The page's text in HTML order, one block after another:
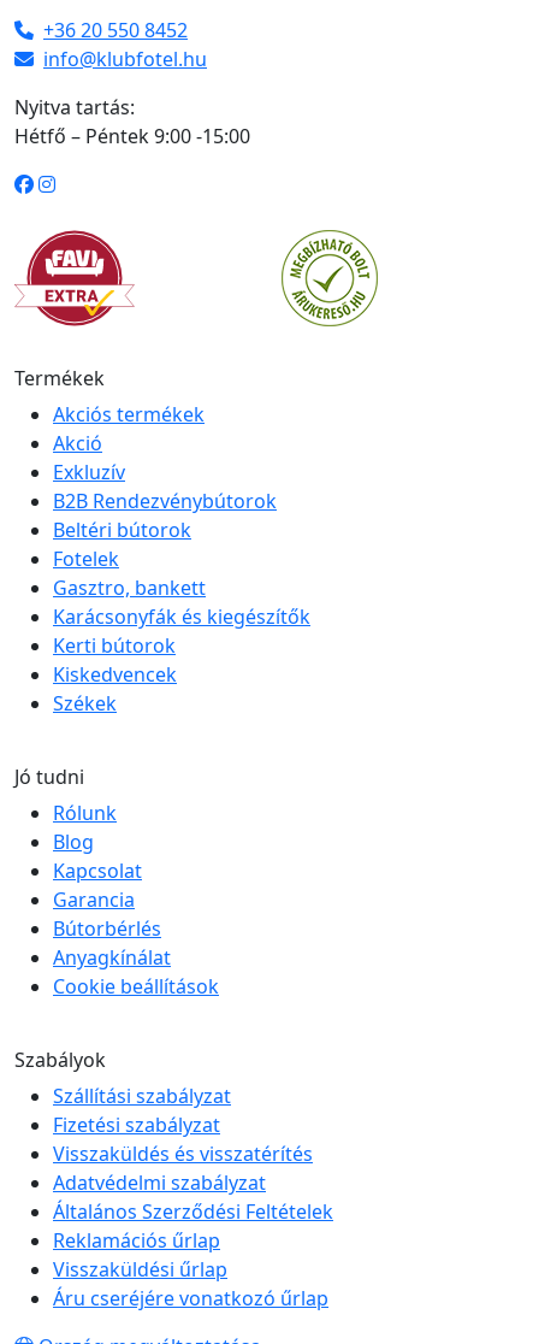
+36 20 550 8452
info@klubfotel.hu
Nyitva tartás:
Hétfő – Péntek 9:00 -15:00
Termékek
Akciós termékek
Akció
Exkluzív
B2B Rendezvénybútorok
Beltéri bútorok
Fotelek
Gasztro, bankett
Karácsonyfák és kiegészítők
Kerti bútorok
Kiskedvencek
Székek
Jó tudni
Rólunk
Blog
Kapcsolat
Garancia
Bútorbérlés
Anyagkínálat
Cookie beállítások
Szabályok
Szállítási szabályzat
Fizetési szabályzat
Visszaküldés és visszatérítés
Adatvédelmi szabályzat
Általános Szerződési Feltételek
Reklamációs űrlap
Visszaküldési űrlap
Áru cseréjére vonatkozó űrlap